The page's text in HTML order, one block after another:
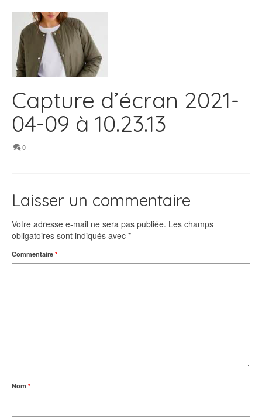
Capture d’écran 2021-
04-09 à 10.23.13
0
Laisser un commentaire
Votre adresse e-mail ne sera pas publiée. Les champs
obligatoires sont indiqués avec *
Commentaire *
Nom *